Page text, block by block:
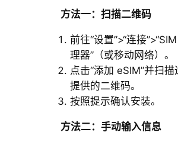
方法一：扫描二维码
前往“设置”>“连接
理器”（或移动网络）。
点击“添加 eSIM”并扫描
提供的二维码。
按照提示确认安装。
方法二：手动输入信息